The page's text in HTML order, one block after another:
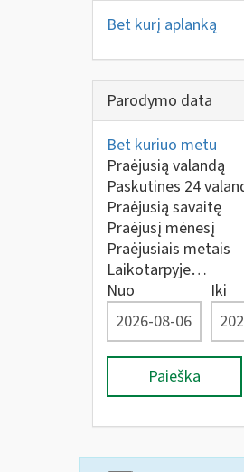
Bet kurį aplanką
Parodymo data
Bet kuriuo metu
Praėjusią valandą
Paskutines 24
Praėjusią savaitę
Praėjusį mėnesį
Praėjusiais metais
Laikotarpyje…
Nuo
Iki
Paieška